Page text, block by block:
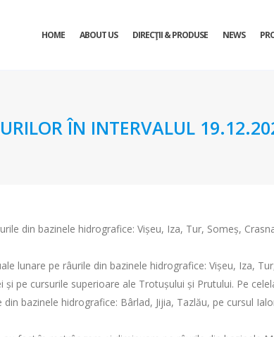
HOME ABOUT US DIRECŢII & PRODUSE NEWS
ÎN INTERVALUL
din bazinele hidrografice: Vișeu, Iza, Tur, Someș,
lunare pe râurile din bazinele hidrografice: Vișeu, Iza,
pe cursurile superioare ale Trotușului și Prutului. Pe
bazinele hidrografice: Bârlad, Jijia, Tazlău, pe cursul